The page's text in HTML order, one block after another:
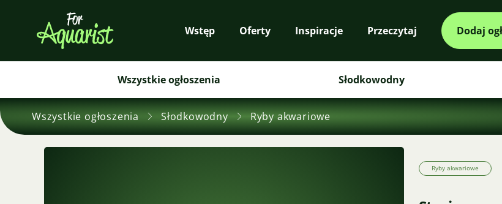
Wstęp Oferty Inspiracje Przeczytaj Dodaj
Wszystkie ogłoszenia Słodkowodny
Wszystkie ogłoszenia Słodkowodny Ryby akwariowe
Ryby akwariowe